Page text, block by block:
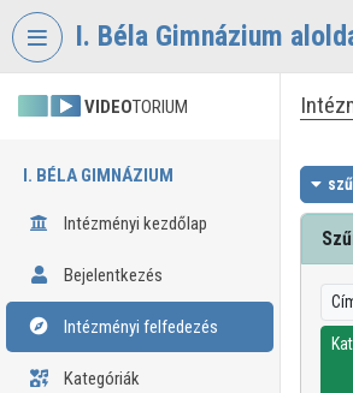
Fejléc kihagyása
I. Béla Gimnázium
VIDEOTORIUM
I. BÉLA GIMNÁZIUM
Intézményi kezdőlap
Bejelentkezés
Intézményi felfedezés
Kategóriák